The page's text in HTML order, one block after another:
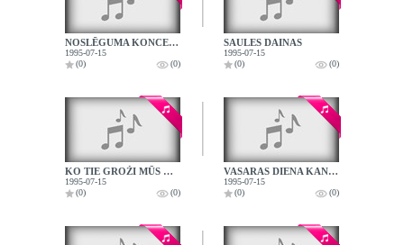
NOSLĒGUMA KONCERTA ATKLĀŠANA
1995-07-15
(0)
(0)
SAULES DAINAS
1995-07-15
(0)
(0)
KO TIE GROŽI MŪS GROZA (IGAUNIJA)
1995-07-15
(0)
(0)
VASARAS DIENA KANGASALĀ (SOMIJA)
1995-07-15
(0)
(0)